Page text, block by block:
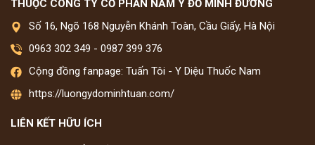
THUỘC CÔNG TY CỔ PHẦN NAM Y ĐỖ MINH ĐƯỜNG
Số 16, Ngõ 168 Nguyễn Khánh Toàn, Cầu Giấy, Hà Nội
0963 302 349 - 0987 399 376
Cộng đồng fanpage: Tuấn Tôi - Y Diệu Thuốc Nam
https://luongydominhtuan.com/
LIÊN KẾT HỮU ÍCH